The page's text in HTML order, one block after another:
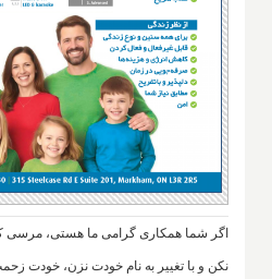
اگر شما همکاری گرامی ما هستی، مرسی
نکن و با تغییر به نام خودت نزن، خودت